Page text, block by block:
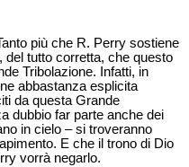
più che R. Perry sostiene
tutto corretta, che questo
Tribolazione. Infatti, in
abbastanza esplicita
da questa Grande
dubbio far parte anche dei
in cielo – si troveranno
E che il trono di Dio
vorrà negarlo.